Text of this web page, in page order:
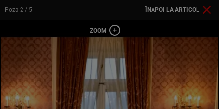
Poza 2 / 5 ÎNAPOI LA ARTICOL